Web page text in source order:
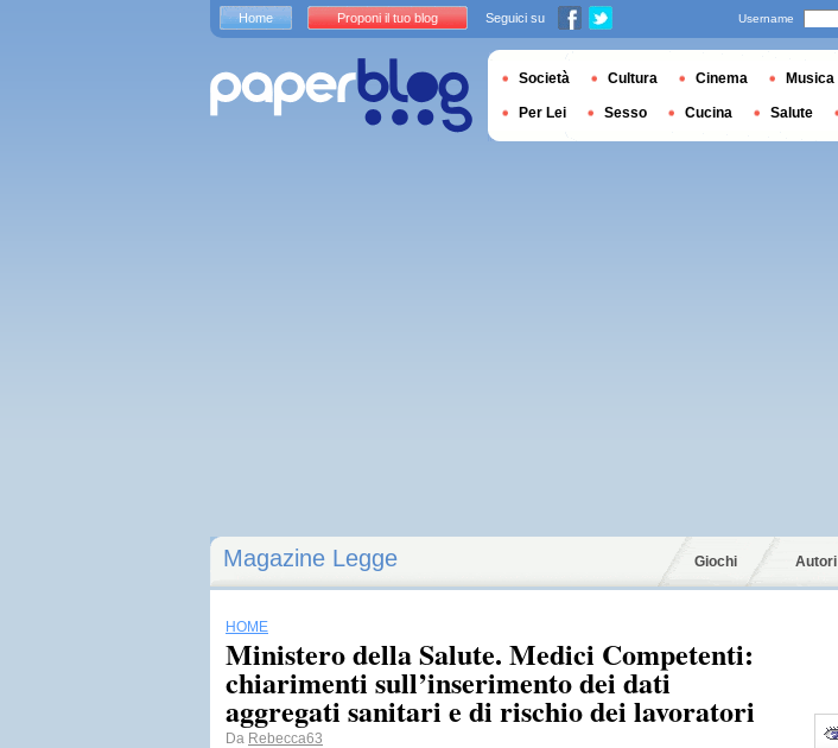
Magazine Legge Giochi Autori
HOME
Ministero della Salute. Medici Competenti:
chiarimenti sull’inserimento dei dati
aggregati sanitari e di rischio dei lavoratori
Da Rebecca63
Home Proponi il tuo blog Seguici su Username
Società Cultura Cinema Musica
Per Lei Sesso Cucina Salute